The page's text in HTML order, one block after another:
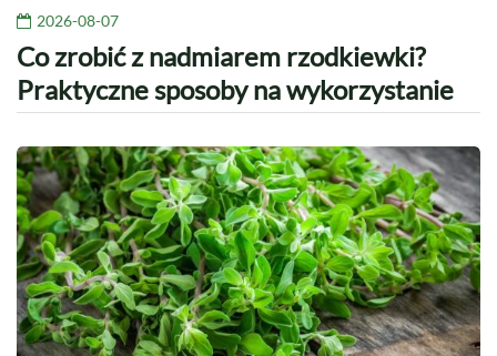
2026-08-07
Co zrobić z nadmiarem rzodkiewki?
Praktyczne sposoby na wykorzystanie